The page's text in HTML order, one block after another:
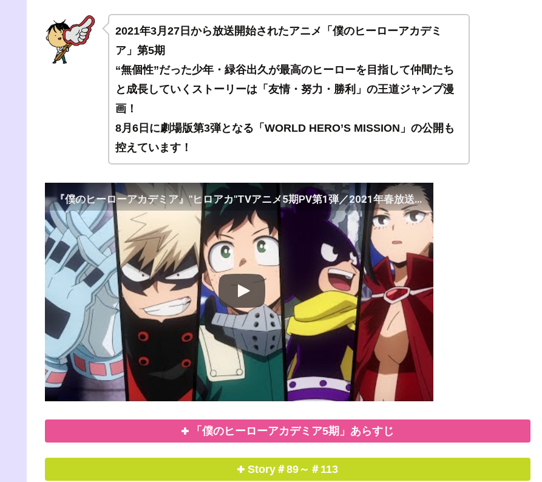
2021年3月27日から放送開始されたアニメ「僕のヒーローアカデミ
ア」第5期
“無個性”だった少年・緑谷出久が最高のヒーローを目指して仲間たち
と成長していくストーリーは「友情・努力・勝利」の王道ジャンプ漫
画！
8月6日に劇場版第3弾となる「WORLD HERO’S MISSION」の公開も
控えています！
『僕のヒーローアカデミア』"ヒロアカ"TVアニメ5期PV第1弾／2021年春放送スタート決定！
「僕のヒーローアカデミア5期」あらすじ
Story＃89～＃113